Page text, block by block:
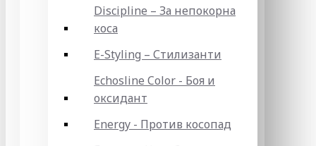
Discipline – За непокорна
коса
E-Styling – Стилизанти
Echosline Color - Боя и
оксидант
Energy - Против косопад